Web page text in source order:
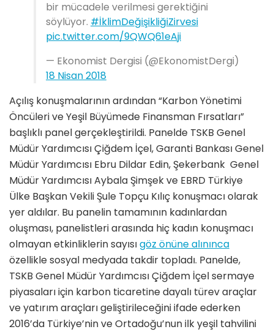
bir mücadele verilmesi gerektiğini
söylüyor. #İklimDeğişikliğiZirvesi
pic.twitter.com/9QWQ61eAji
— Ekonomist Dergisi (@EkonomistDergi)
18 Nisan 2018
Açılış konuşmalarının ardından “Karbon Yönetimi
Öncüleri ve Yeşil Büyümede Finansman Fırsatları”
başlıklı panel gerçekleştirildi. Panelde TSKB Genel
Müdür Yardımcısı Çiğdem İçel, Garanti Bankası Genel
Müdür Yardımcısı Ebru Dildar Edin, Şekerbank Genel
Müdür Yardımcısı Aybala Şimşek ve EBRD Türkiye
Ülke Başkan Vekili Şule Topçu Kılıç konuşmacı olarak
yer aldılar. Bu panelin tamamının kadınlardan
oluşması, panelistleri arasında hiç kadın konuşmacı
olmayan etkinliklerin sayısıgöz önüne alınınca
özellikle sosyal medyada takdir topladı. Panelde,
TSKB Genel Müdür Yardımcısı Çiğdem İçel sermaye
piyasaları için karbon ticaretine dayalı türev araçlar
ve yatırım araçları geliştirileceğini ifade ederken
2016’da Türkiye’nin ve Ortadoğu’nun ilk yeşil tahvilini